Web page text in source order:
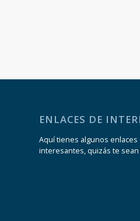
ENLACES DE
Aquí tienes algunos enlaces
interesantes, quizás te